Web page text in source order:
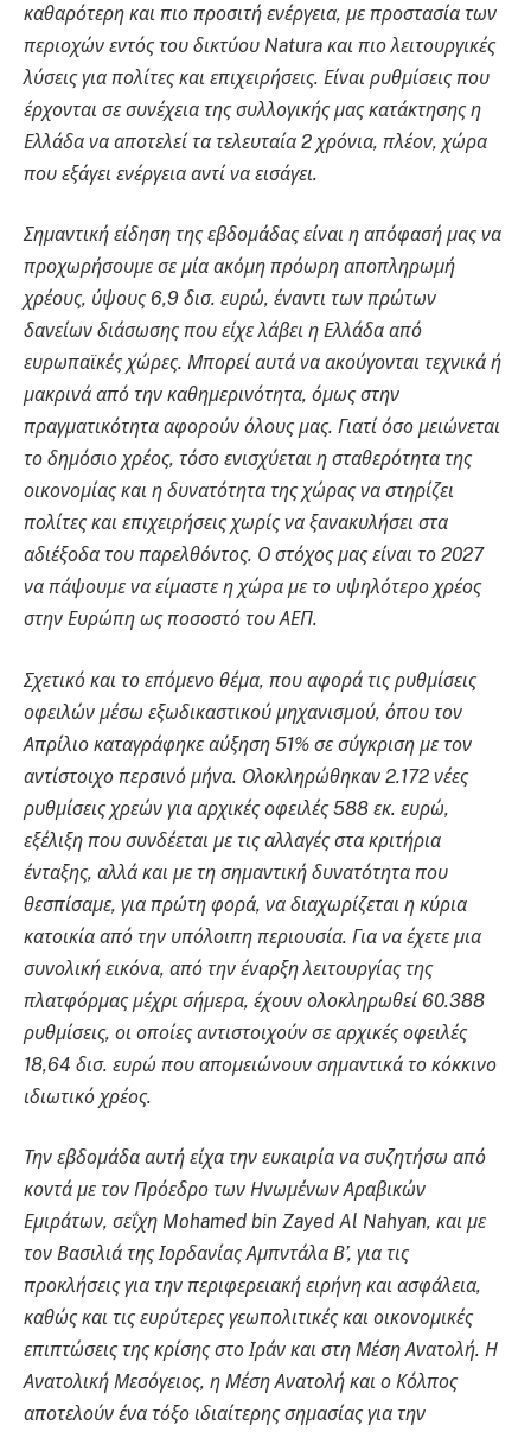
καθαρότερη και πιο προσιτή ενέργεια, με προστασία των
περιοχών εντός του δικτύου Natura και πιο λειτουργικές
λύσεις για πολίτες και επιχειρήσεις. Είναι ρυθμίσεις που
έρχονται σε συνέχεια της συλλογικής μας κατάκτησης η
Ελλάδα να αποτελεί τα τελευταία 2 χρόνια, πλέον, χώρα
που εξάγει ενέργεια αντί να εισάγει.
Σημαντική είδηση της εβδομάδας είναι η απόφασή μας να
προχωρήσουμε σε μία ακόμη πρόωρη αποπληρωμή
χρέους, ύψους 6,9 δισ. ευρώ, έναντι των πρώτων
δανείων διάσωσης που είχε λάβει η Ελλάδα από
ευρωπαϊκές χώρες. Μπορεί αυτά να ακούγονται τεχνικά ή
μακρινά από την καθημερινότητα, όμως στην
πραγματικότητα αφορούν όλους μας. Γιατί όσο μειώνεται
το δημόσιο χρέος, τόσο ενισχύεται η σταθερότητα της
οικονομίας και η δυνατότητα της χώρας να στηρίζει
πολίτες και επιχειρήσεις χωρίς να ξανακυλήσει στα
αδιέξοδα του παρελθόντος. Ο στόχος μας είναι το 2027
να πάψουμε να είμαστε η χώρα με το υψηλότερο χρέος
στην Ευρώπη ως ποσοστό του ΑΕΠ.
Σχετικό και το επόμενο θέμα, που αφορά τις ρυθμίσεις
οφειλών μέσω εξωδικαστικού μηχανισμού, όπου τον
Απρίλιο καταγράφηκε αύξηση 51% σε σύγκριση με τον
αντίστοιχο περσινό μήνα. Ολοκληρώθηκαν 2.172 νέες
ρυθμίσεις χρεών για αρχικές οφειλές 588 εκ. ευρώ,
εξέλιξη που συνδέεται με τις αλλαγές στα κριτήρια
ένταξης, αλλά και με τη σημαντική δυνατότητα που
θεσπίσαμε, για πρώτη φορά, να διαχωρίζεται η κύρια
κατοικία από την υπόλοιπη περιουσία. Για να έχετε μια
συνολική εικόνα, από την έναρξη λειτουργίας της
πλατφόρμας μέχρι σήμερα, έχουν ολοκληρωθεί 60.388
ρυθμίσεις, οι οποίες αντιστοιχούν σε αρχικές οφειλές
18,64 δισ. ευρώ που απομειώνουν σημαντικά το κόκκινο
ιδιωτικό χρέος.
Την εβδομάδα αυτή είχα την ευκαιρία να συζητήσω από
κοντά με τον Πρόεδρο των Ηνωμένων Αραβικών
Εμιράτων, σεΐχη Mohamed bin Zayed Al Nahyan, και με
τον Βασιλιά της Ιορδανίας Αμπντάλα Β’, για τις
προκλήσεις για την περιφερειακή ειρήνη και ασφάλεια,
καθώς και τις ευρύτερες γεωπολιτικές και οικονομικές
επιπτώσεις της κρίσης στο Ιράν και στη Μέση Ανατολή. Η
Ανατολική Μεσόγειος, η Μέση Ανατολή και ο Κόλπος
αποτελούν ένα τόξο ιδιαίτερης σημασίας για την